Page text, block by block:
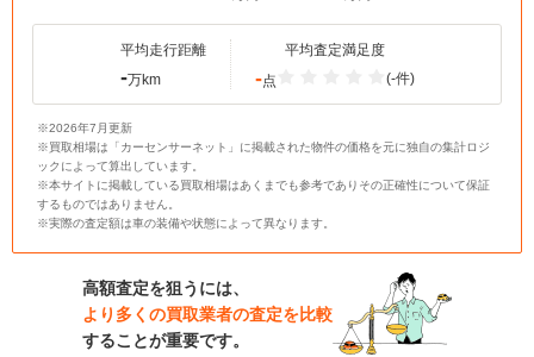
平均走行距離
-万km
平均査定満足度
-点 (-件)
※2026年7月更新
※買取相場は「カーセンサーネット」に掲載された物件の価格を元に独自の集計ロジ
ックによって算出しています。
※本サイトに掲載している買取相場はあくまでも参考でありその正確性について保証
するものではありません。
※実際の査定額は車の装備や状態によって異なります。
高額査定を狙うには、
より多くの買取業者の査定を比較
することが重要です。